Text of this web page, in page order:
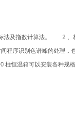
法及指数计算法。 2 、
程序识别色谱峰的处理
恒温箱可以安装各种